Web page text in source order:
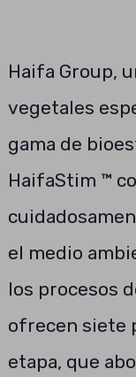
Haifa Group,
vegetales
gama de
HaifaStim ™
el medio
los procesos
ofrecen siete
etapa, que